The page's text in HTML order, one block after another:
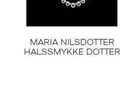
MARIA NILSDOTTER
HALSSMYKKE DOTTER